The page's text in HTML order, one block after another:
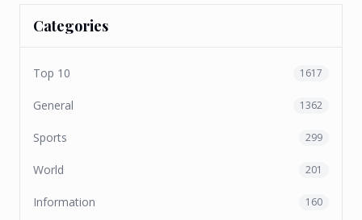
Categories
Top 10 1617
General 1362
Sports 299
World 201
Information 160